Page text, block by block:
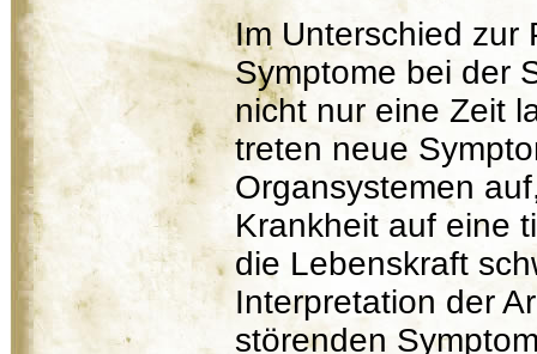
Im Unterschied zur
Symptome bei der
nicht nur eine Zeit
treten neue
Organsystemen
Krankheit auf eine
die Lebenskraft
Interpretation der
störenden